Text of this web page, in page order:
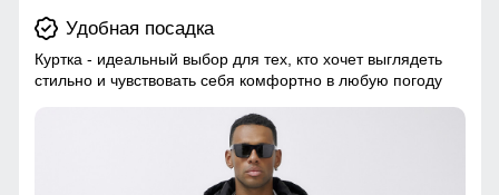
Удобная посадка
Куртка - идеальный выбор для тех, кто хочет выглядеть
стильно и чувствовать себя комфортно в любую погоду